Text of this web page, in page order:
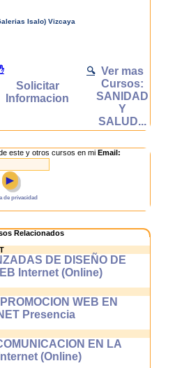
y videos
más
cursos
comoda
trata de
virtuales
en
el alumno
forma
guiado
ordenador
un
mucho
Isalo) Vizcaya
Solicitar
Informacion
🔍 Ver mas
Cursos:
SANIDAD
Y
SALUD...
este y otros cursos en mi Email:
►
de privacidad
Relacionados
DE DISEÑO DE
Internet (Online)
WEB EN
Presencia
EN LA
(Online)